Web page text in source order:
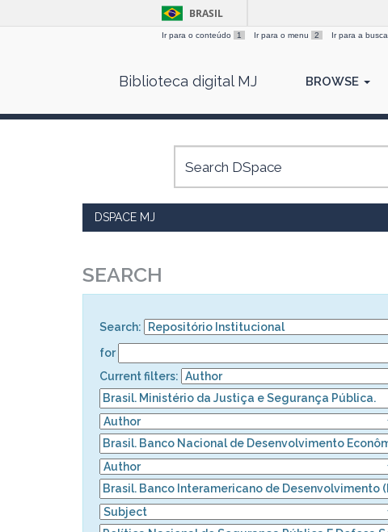
BRASIL
Ir para o conteúdo 1 Ir para o menu 2 Ir para a busca
Biblioteca digital MJ BROWSE
DSPACE MJ
SEARCH
Search:
for
Current filters: